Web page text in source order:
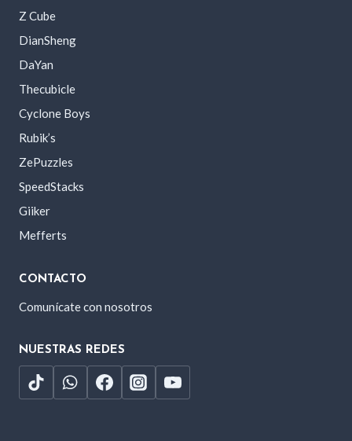
Z Cube
DianSheng
DaYan
Thecubicle
Cyclone Boys
Rubik’s
ZePuzzles
SpeedStacks
Giiker
Mefferts
CONTACTO
Comunícate con nosotros
NUESTRAS REDES